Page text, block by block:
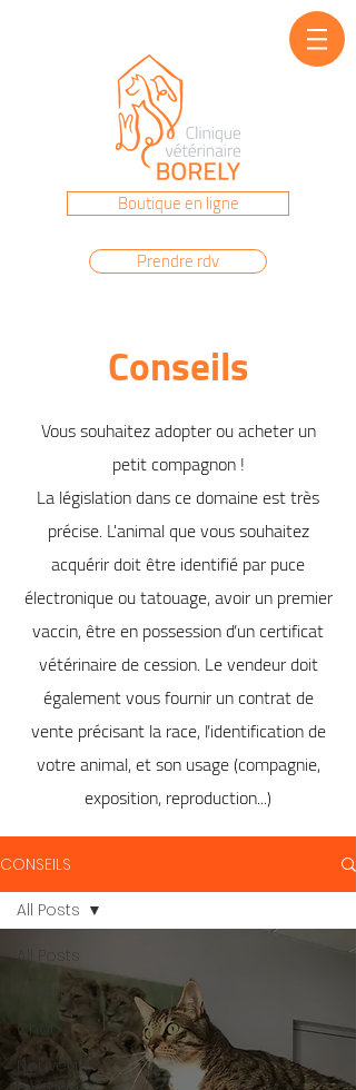
04 91 22 86 40
Boutique en ligne
Prendre rdv
Conseils
Vous souhaitez adopter ou acheter un
petit compagnon !
La législation dans ce domaine est très
précise. L'animal que vous souhaitez
acquérir doit être identifié par puce
électronique ou tatouage, avoir un premier
vaccin, être en possession d’un certificat
vétérinaire de cession. Le vendeur doit
également vous fournir un contrat de
vente précisant la race, l’identification de
votre animal, et son usage (compagnie,
exposition, reproduction...)
CONSEILS
All Posts
Chien
Chat
Nouveaux
All Posts